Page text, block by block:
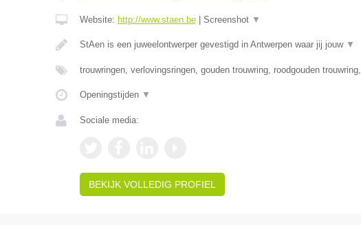
Website: http://www.staen.be| Screenshot ▼
StAen is een juweelontwerper gevestigd in Antwerpen waar jij jouw ▼
trouwringen, verlovingsringen, gouden trouwring, roodgouden trouwring,
Openingstijden ▼
Sociale media:
BEKIJK VOLLEDIG PROFIEL